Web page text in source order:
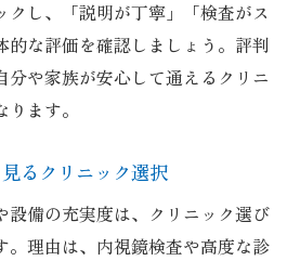
クし、「説明が丁寧」「検査がス
的な評価を確認しましょう。評判
分や家族が安心して通えるクリニ
ます。
るクリニック選択
設備の充実度は、クリニック選び
。理由は、内視鏡検査や高度な診